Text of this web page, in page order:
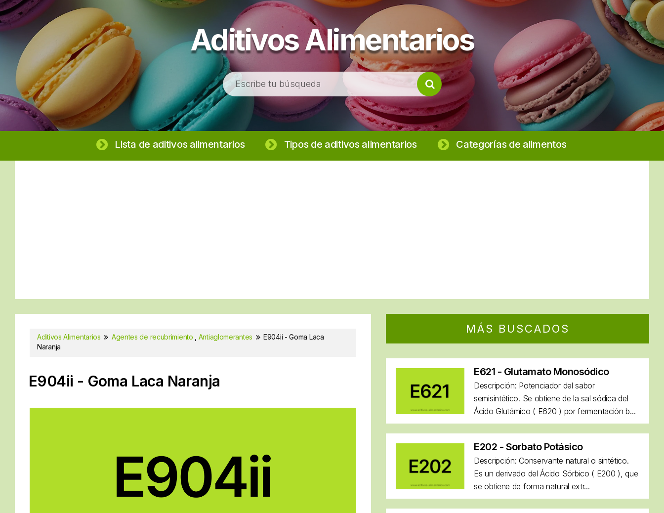
Aditivos Alimentarios
B
s
c
a
Lista de aditivos alimentarios Tipos de aditivos alimentarios Categorías de alimentos
Aditivos Alimentarios Agentes de recubrimiento Antiaglomerantes
E904ii - Goma Laca
Naranja
E904ii - Goma Laca Naranja
MÁS BUSCADOS
E621 - Glutamato Monosódico
Descripción: Potenciador del sabor
semisintético. Se obtiene de la sal sódica del
Ácido Glutámico ( E620 ) por fermentación b...
E202 - Sorbato Potásico
Descripción: Conservante natural o sintético.
Es un derivado del Ácido Sórbico ( E200 ), que
se obtiene de forma natural extr...